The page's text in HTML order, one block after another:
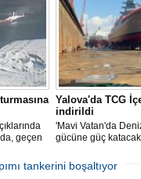
geçen
Yalova'da TCG
indirildi
'Mavi Vatan'da
gücüne güç
düzenlenen
tankerini boşaltıyor